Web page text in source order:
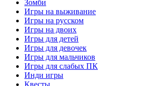
Зомби
Игры на выживание
Игры на русском
Игры на двоих
Игры для детей
Игры для девочек
Игры для мальчиков
Игры для слабых ПК
Инди игры
Квесты